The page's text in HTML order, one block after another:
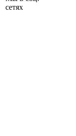
сетях